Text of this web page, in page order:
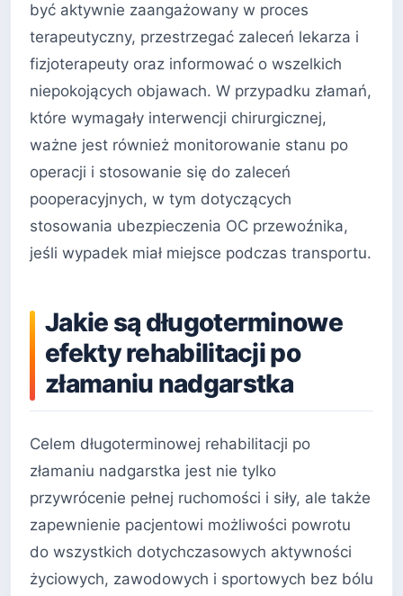
być aktywnie zaangażowany w proces
terapeutyczny, przestrzegać zaleceń lekarza i
fizjoterapeuty oraz informować o wszelkich
niepokojących objawach. W przypadku złamań,
które wymagały interwencji chirurgicznej,
ważne jest również monitorowanie stanu po
operacji i stosowanie się do zaleceń
pooperacyjnych, w tym dotyczących
stosowania ubezpieczenia OC przewoźnika,
jeśli wypadek miał miejsce podczas transportu.
Jakie są długoterminowe
efekty rehabilitacji po
złamaniu nadgarstka
Celem długoterminowej rehabilitacji po
złamaniu nadgarstka jest nie tylko
przywrócenie pełnej ruchomości i siły, ale także
zapewnienie pacjentowi możliwości powrotu
do wszystkich dotychczasowych aktywności
życiowych, zawodowych i sportowych bez bólu